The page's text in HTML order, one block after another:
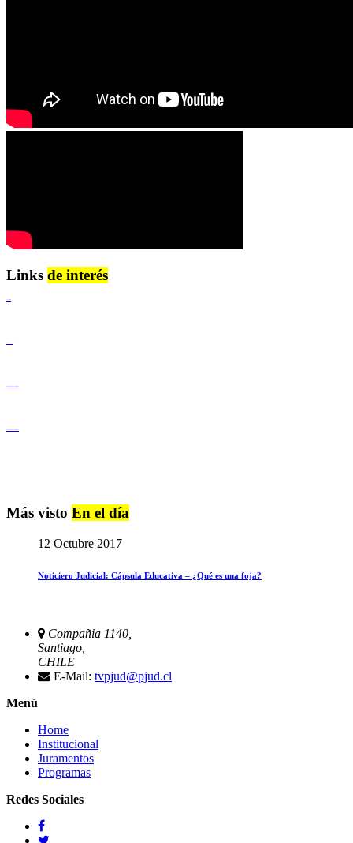
Links de interés
Más visto En el día
12 Octubre 2017
Noticiero Judicial: Cápsula Educativa – ¿Qué es una foja?
Compañia 1140,
Santiago,
CHILE
E-Mail: tvpjud@pjud.cl
Menú
Home
Institucional
Juramentos
Programas
Redes Sociales